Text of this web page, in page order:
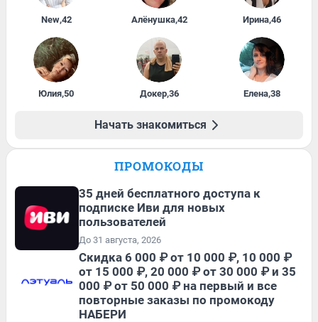
New,42 Алёнушка,42 Ирина,46
Юлия,50 Докер,36 Елена,38
Начать знакомиться
ПРОМОКОДЫ
35 дней бесплатного доступа к
подписке Иви для новых
пользователей
До 31 августа, 2026
Скидка 6 000 ₽ от 10 000 ₽, 10 000 ₽
от 15 000 ₽, 20 000 ₽ от 30 000 ₽ и 35
000 ₽ от 50 000 ₽ на первый и все
повторные заказы по промокоду
НАБЕРИ